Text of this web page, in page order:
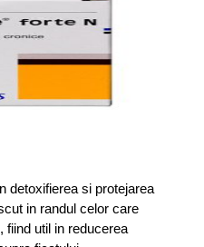
detoxifierea si protejarea
in randul celor care
fiind util in reducerea